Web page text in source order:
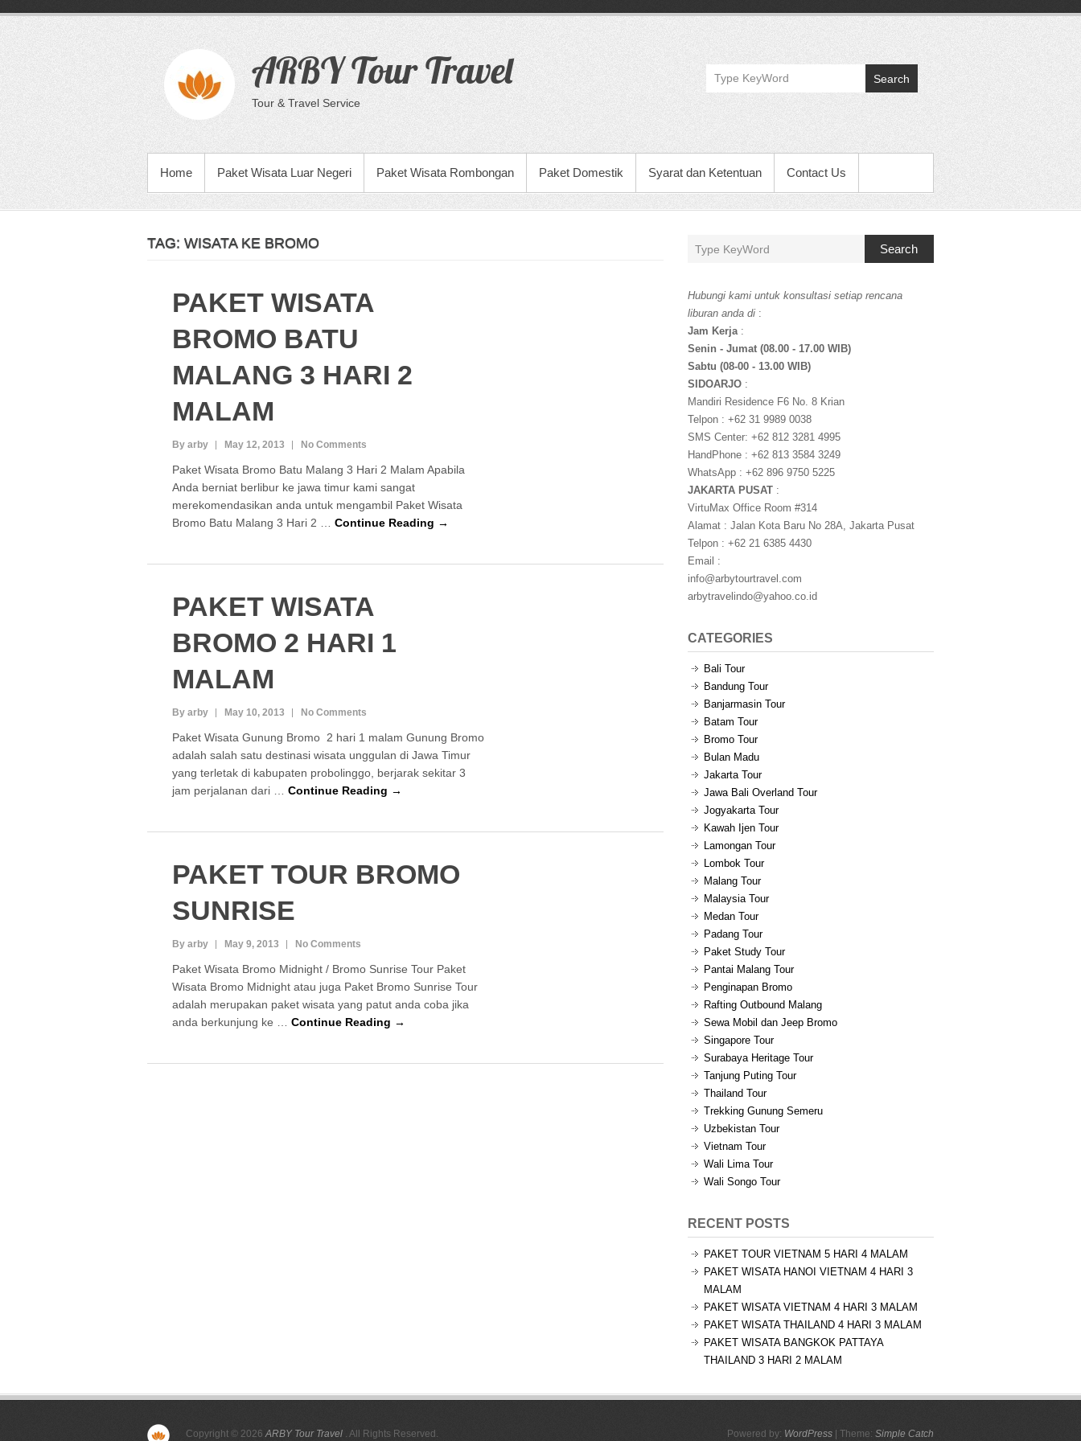
content
ARBY Tour Travel
Tour & Travel Service
Search
PRIMARY MENU
Home Paket Wisata Luar Negeri Paket Wisata Rombongan Paket Domestik Syarat dan Ketentuan Contact Us
TAG: WISATA KE BROMO
PAKET WISATA
BROMO BATU
MALANG 3 HARI 2
MALAM
By arby May 12, 2013 No Comments
Paket Wisata Bromo Batu Malang 3 Hari 2 Malam Apabila
Anda berniat berlibur ke jawa timur kami sangat
merekomendasikan anda untuk mengambil Paket Wisata
Bromo Batu Malang 3 Hari 2 … Continue Reading →
PAKET WISATA
BROMO 2 HARI 1
MALAM
By arby May 10, 2013 No Comments
Paket Wisata Gunung Bromo 2 hari 1 malam Gunung Bromo
adalah salah satu destinasi wisata unggulan di Jawa Timur
yang terletak di kabupaten probolinggo, berjarak sekitar 3
jam perjalanan dari … Continue Reading →
PAKET TOUR BROMO
SUNRISE
By arby May 9, 2013 No Comments
Paket Wisata Bromo Midnight / Bromo Sunrise Tour Paket
Wisata Bromo Midnight atau juga Paket Bromo Sunrise Tour
adalah merupakan paket wisata yang patut anda coba jika
anda berkunjung ke … Continue Reading →
Search
Hubungi kami untuk konsultasi setiap rencana
liburan anda di :
Jam Kerja:
Senin - Jumat (08.00 - 17.00 WIB)
Sabtu (08-00 - 13.00 WIB)
SIDOARJO:
Mandiri Residence F6 No. 8 Krian
Telpon : +62 31 9989 0038
SMS Center: +62 812 3281 4995
HandPhone : +62 813 3584 3249
WhatsApp : +62 896 9750 5225
JAKARTA PUSAT :
VirtuMax Office Room #314
Alamat : Jalan Kota Baru No 28A, Jakarta Pusat
Telpon : +62 21 6385 4430
Email :
info@arbytourtravel.com
arbytravelindo@yahoo.co.id
CATEGORIES
Bali Tour
Bandung Tour
Banjarmasin Tour
Batam Tour
Bromo Tour
Bulan Madu
Jakarta Tour
Jawa Bali Overland Tour
Jogyakarta Tour
Kawah Ijen Tour
Lamongan Tour
Lombok Tour
Malang Tour
Malaysia Tour
Medan Tour
Padang Tour
Paket Study Tour
Pantai Malang Tour
Penginapan Bromo
Rafting Outbound Malang
Sewa Mobil dan Jeep Bromo
Singapore Tour
Surabaya Heritage Tour
Tanjung Puting Tour
Thailand Tour
Trekking Gunung Semeru
Uzbekistan Tour
Vietnam Tour
Wali Lima Tour
Wali Songo Tour
RECENT POSTS
PAKET TOUR VIETNAM 5 HARI 4 MALAM
PAKET WISATA HANOI VIETNAM 4 HARI 3
MALAM
PAKET WISATA VIETNAM 4 HARI 3 MALAM
PAKET WISATA THAILAND 4 HARI 3 MALAM
PAKET WISATA BANGKOK PATTAYA
THAILAND 3 HARI 2 MALAM
Copyright © 2026ARBY Tour Travel . All Rights Reserved. Powered by: WordPress | Theme: Simple Catch